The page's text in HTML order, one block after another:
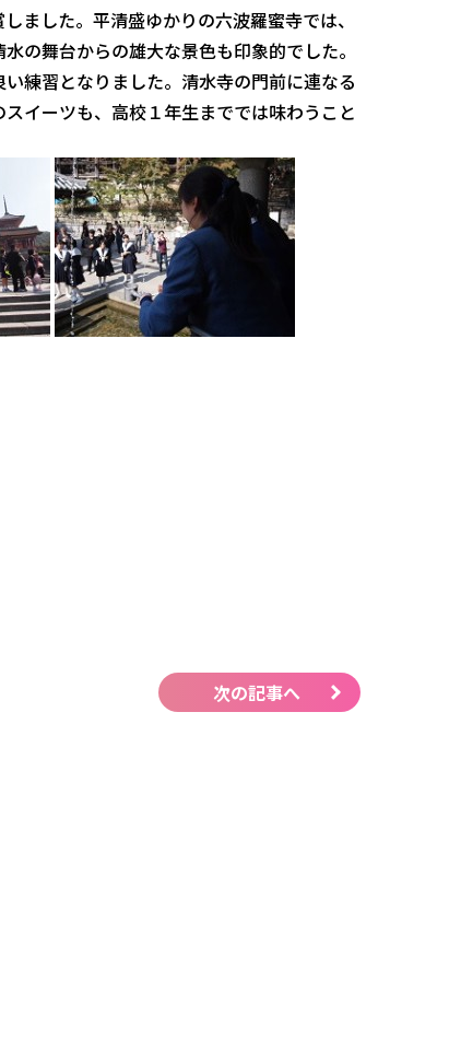
ました。平清盛ゆかりの六波羅蜜寺では、
の舞台からの雄大な景色も印象的でした。
練習となりました。清水寺の門前に連なる
イーツも、高校１年生まででは味わうこと
次の記事へ